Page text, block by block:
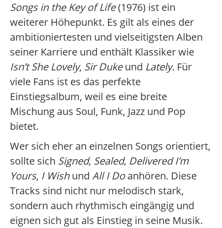
Songs in the Key of Life(1976) ist ein
weiterer Höhepunkt. Es gilt als eines der
ambitioniertesten und vielseitigsten Alben
seiner Karriere und enthält Klassiker wie
Isn’t She Lovely, Sir Dukeund Lately. Für
viele Fans ist es das perfekte
Einstiegsalbum, weil es eine breite
Mischung aus Soul, Funk, Jazz und Pop
bietet.
Wer sich eher an einzelnen Songs orientiert,
sollte sich Signed, Sealed, Delivered I’m
Yours, I Wishund All I Doanhören. Diese
Tracks sind nicht nur melodisch stark,
sondern auch rhythmisch eingängig und
eignen sich gut als Einstieg in seine Musik.